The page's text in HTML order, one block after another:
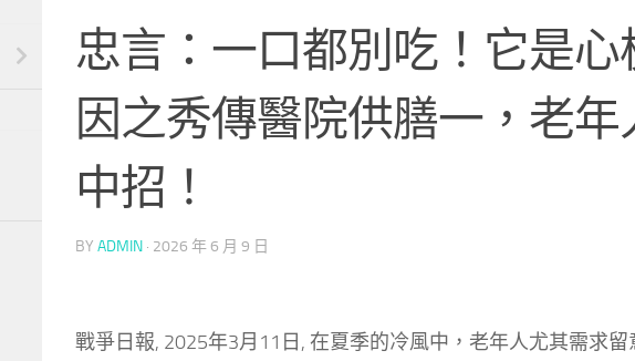
忠言：一口都別吃！它是心
因之秀傳醫院供膳一，老年
中招！
BY ADMIN · 2026 年 6 月 9 日
戰爭日報, 2025年3月11日, 在夏季的冷風中，老年人尤其需求